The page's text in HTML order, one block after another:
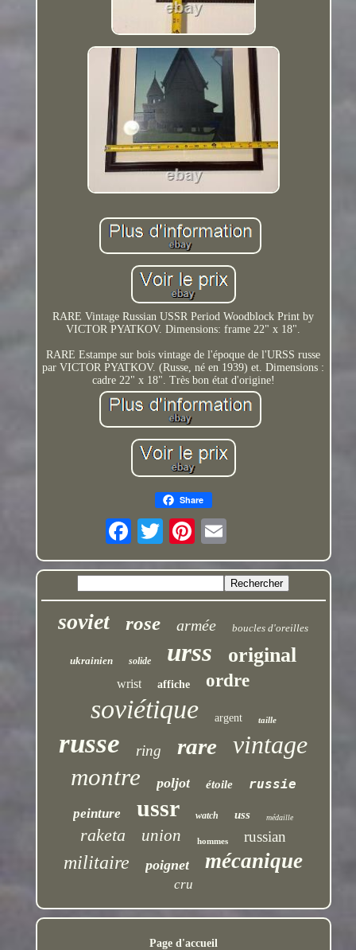
RARE Vintage Russian USSR Period Woodblock Print by
VICTOR PYATKOV. Dimensions: frame 22" x 18".
RARE Estampe sur bois vintage de l'époque de l'URSS russe
par VICTOR PYATKOV. (Russe, né en 1939) et. Dimensions :
cadre 22" x 18". Très bon état d'origine!
Share
soviet rose armée boucles d'oreilles
ukrainien solide urss original
wrist affiche ordre
soviétique argent taille
russe ring rare vintage
montre poljot étoile
russie
peinture
ussr watch uss médaille
raketa union hommes russian
militaire poignet mécanique
cru
Page d'accueil